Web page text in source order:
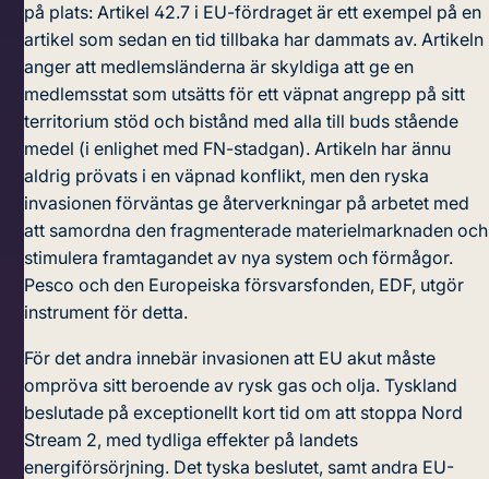
på plats:Artikel 42.7 i EU-fördraget är ett exempel på en
artikel som sedan en tid tillbaka har dammats av. Artikeln
anger att medlemsländerna är skyldiga att ge en
medlemsstat som utsätts för ett väpnat angrepp på sitt
territorium stöd och bistånd med alla till buds stående
medel (i enlighet med FN-stadgan). Artikeln har ännu
aldrig prövats i en väpnad konflikt, men den ryska
invasionen förväntas ge återverkningar på arbetet med
att samordna den fragmenterade materielmarknaden och
stimulera framtagandet av nya system och förmågor.
Pesco och den Europeiska försvarsfonden, EDF, utgör
instrument för detta.
För det andra innebär invasionen att EU akut måste
ompröva sitt beroende av rysk gas och olja. Tyskland
beslutade på exceptionellt kort tid om att stoppa Nord
Stream 2, med tydliga effekter på landets
energiförsörjning. Det tyska beslutet, samt andra EU-